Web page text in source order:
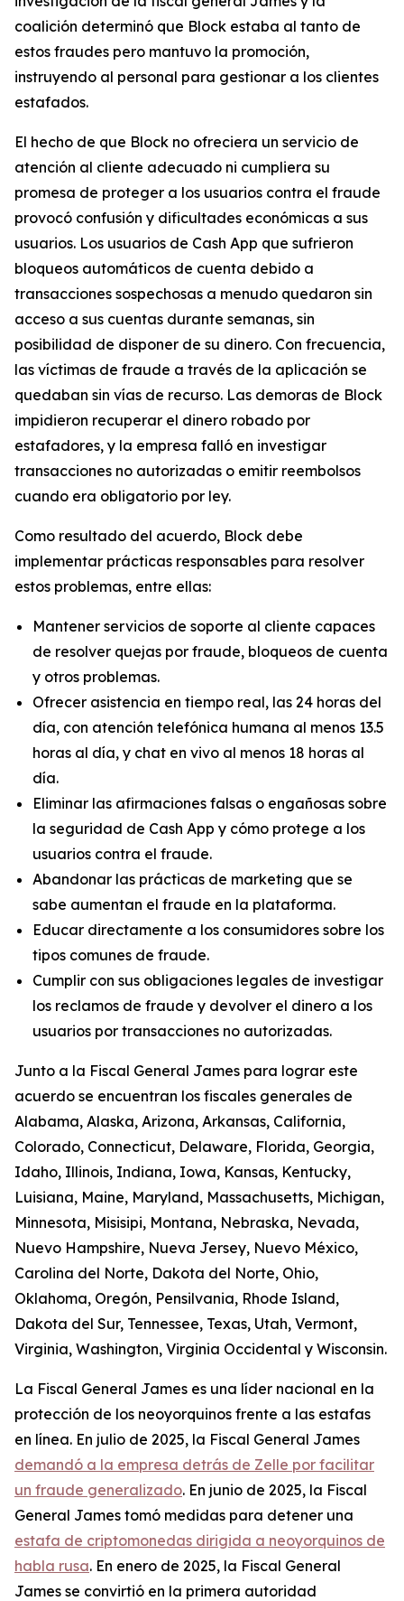
coalición determinó que Block estaba al tanto de
estos fraudes pero mantuvo la promoción,
instruyendo al personal para gestionar a los clientes
estafados.
El hecho de que Block no ofreciera un servicio de
atención al cliente adecuado ni cumpliera su
promesa de proteger a los usuarios contra el fraude
provocó confusión y dificultades económicas a sus
usuarios. Los usuarios de Cash App que sufrieron
bloqueos automáticos de cuenta debido a
transacciones sospechosas a menudo quedaron sin
acceso a sus cuentas durante semanas, sin
posibilidad de disponer de su dinero. Con frecuencia,
las víctimas de fraude a través de la aplicación se
quedaban sin vías de recurso. Las demoras de Block
impidieron recuperar el dinero robado por
estafadores, y la empresa falló en investigar
transacciones no autorizadas o emitir reembolsos
cuando era obligatorio por ley.
Como resultado del acuerdo, Block debe
implementar prácticas responsables para resolver
estos problemas, entre ellas:
Mantener servicios de soporte al cliente capaces
de resolver quejas por fraude, bloqueos de cuenta
y otros problemas.
Ofrecer asistencia en tiempo real, las 24 horas del
día, con atención telefónica humana al menos 13.5
horas al día, y chat en vivo al menos 18 horas al
día.
Eliminar las afirmaciones falsas o engañosas sobre
la seguridad de Cash App y cómo protege a los
usuarios contra el fraude.
Abandonar las prácticas de marketing que se
sabe aumentan el fraude en la plataforma.
Educar directamente a los consumidores sobre los
tipos comunes de fraude.
Cumplir con sus obligaciones legales de investigar
los reclamos de fraude y devolver el dinero a los
usuarios por transacciones no autorizadas.
Junto a la Fiscal General James para lograr este
acuerdo se encuentran los fiscales generales de
Alabama, Alaska, Arizona, Arkansas, California,
Colorado, Connecticut, Delaware, Florida, Georgia,
Idaho, Illinois, Indiana, Iowa, Kansas, Kentucky,
Luisiana, Maine, Maryland, Massachusetts, Michigan,
Minnesota, Misisipi, Montana, Nebraska, Nevada,
Nuevo Hampshire, Nueva Jersey, Nuevo México,
Carolina del Norte, Dakota del Norte, Ohio,
Oklahoma, Oregón, Pensilvania, Rhode Island,
Dakota del Sur, Tennessee, Texas, Utah, Vermont,
Virginia, Washington, Virginia Occidental y Wisconsin.
La Fiscal General James es una líder nacional en la
protección de los neoyorquinos frente a las estafas
en línea. En julio de 2025, la Fiscal General James
demandó a la empresa detrás de Zelle por facilitar
un fraude generalizado. En junio de 2025, la Fiscal
General James tomó medidas para detener una
estafa de criptomonedas dirigida a neoyorquinos de
habla rusa. En enero de 2025, la Fiscal General
James se convirtió en la primera autoridad